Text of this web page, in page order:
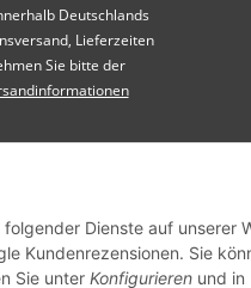
Deutschlands
Lieferzeiten
Sie bitte der
Dienste auf unserer
Kundenrezensionen. Sie
Sie unter Konfigurieren und in